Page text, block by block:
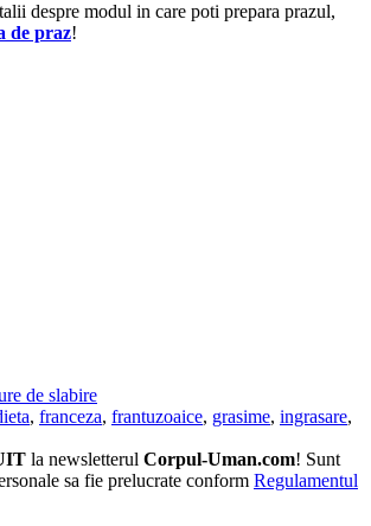
despre modul in care poti prepara prazul,
de praz!
de slabire
, franceza, frantuzoaice, grasime, ingrasare,
la newsletterul Corpul-Uman.com! Sunt
sa fie prelucrate conform Regulamentul